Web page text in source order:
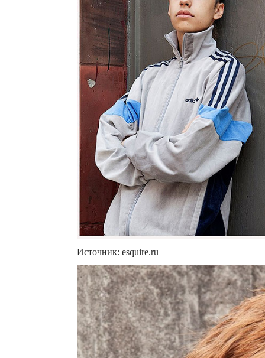
Источник: esquire.ru